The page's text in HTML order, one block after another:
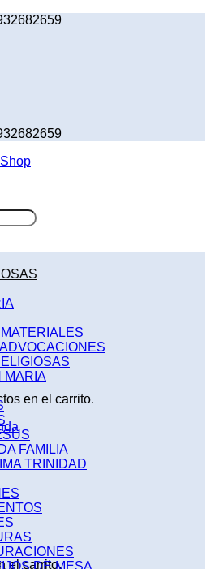
en el carrito.
el carrito.
MARIA
FAMILIA
TRINIDAD
DE MESA